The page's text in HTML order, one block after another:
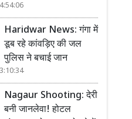
Haridwar News: गंगा में
डूब रहे कांवड़िए की जल
पुलिस ने बचाई जान
Nagaur Shooting: देरी
बनी जानलेवा! होटल